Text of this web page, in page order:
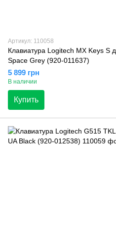
Артикул: 110058
Клавиатура Logitech MX Keys S
Space Grey (920-011637)
5 899 грн
В наличии
Купить